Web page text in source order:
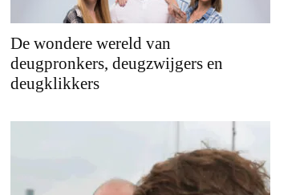
De wondere wereld van
deugpronkers, deugzwijgers en
deugklikkers